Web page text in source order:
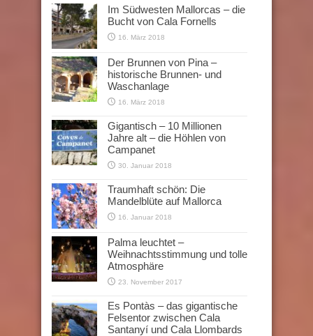
Im Südwesten Mallorcas – die
Bucht von Cala Fornells
16. März 2018
Der Brunnen von Pina –
historische Brunnen- und
Waschanlage
16. März 2018
Gigantisch – 10 Millionen
Jahre alt – die Höhlen von
Campanet
30. Januar 2018
Traumhaft schön: Die
Mandelblüte auf Mallorca
16. Januar 2018
Palma leuchtet –
Weihnachtsstimmung und tolle
Atmosphäre
23. November 2017
Es Pontàs – das gigantische
Felsentor zwischen Cala
Santanyí und Cala Llombards